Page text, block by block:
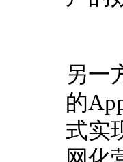
另一
的
式实